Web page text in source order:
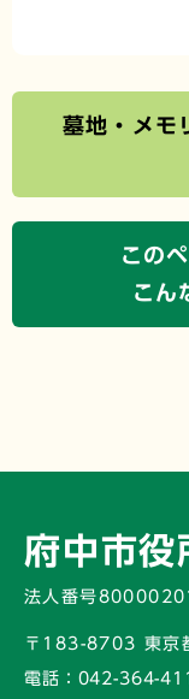
墓地・メモ
この
こん
府中市役
法人番号
〒183-8703 東京
電話： 042-364-